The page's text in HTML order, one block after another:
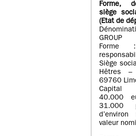
Forme,
siège
(Etatde
GROUP
Forme
Siège
Hêtres
69760
40.000
31.000
valeur